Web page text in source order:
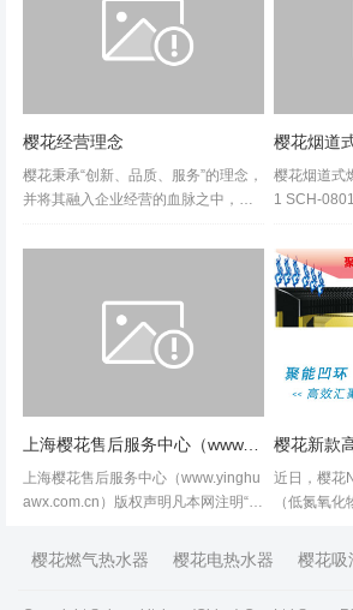
樱花经营理念
樱花秉承“创新、品质、服务”的理念，
并将其融入企业经营的血脉之中，不
品与新技术的研发，产品品质的...
樱花烟道
樱花烟道式
1 SCH-
H-0805
上海樱花售后服务中心（www.yinghuawx.com.cn）版权声明
上海樱花售后服务中心（www.yinghu
awx.com.cn）版权声明凡本网注明“来
nghuawx.com.cn）”的稿件、图片，
近日，樱花
（低氮氧
的“高新技
樱花燃气热水器 樱花电热水器 樱花吸